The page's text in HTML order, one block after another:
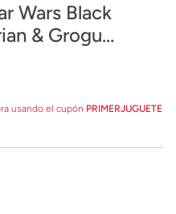
Wars Black
& Grogu
usando el cupón PRIMERJUGUETE